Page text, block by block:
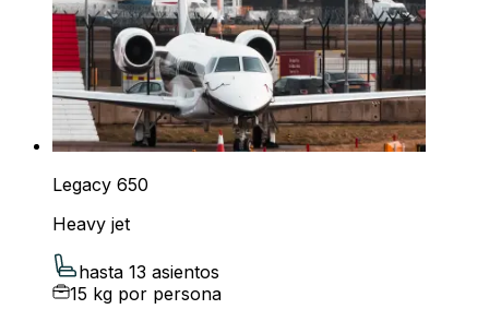
Legacy 650
Heavy jet
hasta 13 asientos
15 kg por persona